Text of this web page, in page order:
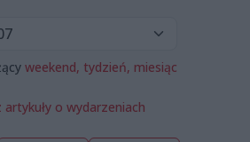
weekend, tydzień, miesiąc
artykuły o wydarzeniach